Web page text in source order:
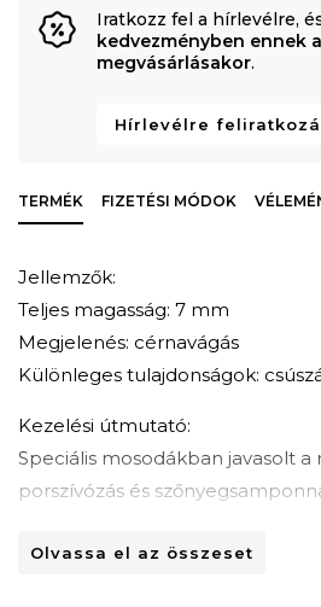
Iratkozz fel a hírlevélre,
kedvezményben ennek
megvásárlásakor.
Hírlevélre
TERMÉK FIZETÉSI MÓDOK
Jellemzők:
Teljes magasság: 7 mm
Megjelenés: cérnavágás
Különleges tulajdonságok:
Kezelési útmutató:
Speciális mosodákban javasolt a
porszívózás és
Olvassa el az összeset